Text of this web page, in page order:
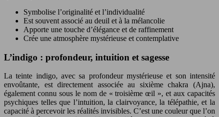
Symbolise l’originalité et l’individualité
Est souvent associé au deuil et à la mélancolie
Apporte une touche d’élégance et de raffinement
Crée une atmosphère mystérieuse et contemplative
L’indigo : profondeur, intuition et sagesse
La teinte indigo, avec sa profondeur mystérieuse et son intensité
envoûtante, est directement associée au sixième chakra (Ajna),
également connu sous le nom de « troisième œil », et aux capacités
psychiques telles que l’intuition, la clairvoyance, la télépathie, et la
capacité à percevoir les réalités invisibles. C’est une couleur que l’on